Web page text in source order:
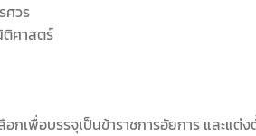
ศวร
ศาสตร์
อกเพื่อบรรจุเป็นข้าราชการอัยการ และ